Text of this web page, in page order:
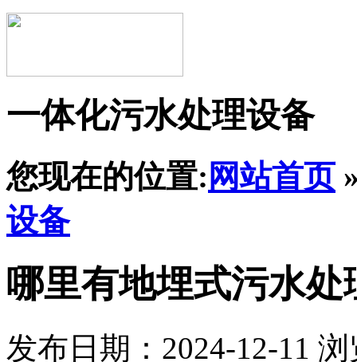
一体化污水处理设备
您现在的位置: 网站首页
设备
哪里有地埋式污水
发布日期：2024-12-11 浏